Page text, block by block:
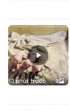
1 phút trước 3